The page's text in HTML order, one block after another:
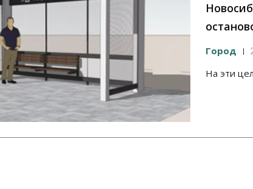
Город
На эти